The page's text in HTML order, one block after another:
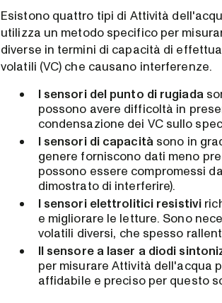
Esistono quattro tipi di Attività
utilizza un metodo specifico per
diverse in termini di capacità di
volatili (VC) che causano interferenze.
I sensori del punto di rugiada
possono avere difficoltà in
condensazione dei VC sullo
I sensori di capacitàsono in
genere forniscono dati meno
possono essere compromessi
dimostrato di interferire).
I sensori elettrolitici resistivi
e migliorare le letture. Sono
volatili diversi, che spesso
Il sensore a laser a diodi
per misurare Attività dell'acqua
affidabile e preciso per questo